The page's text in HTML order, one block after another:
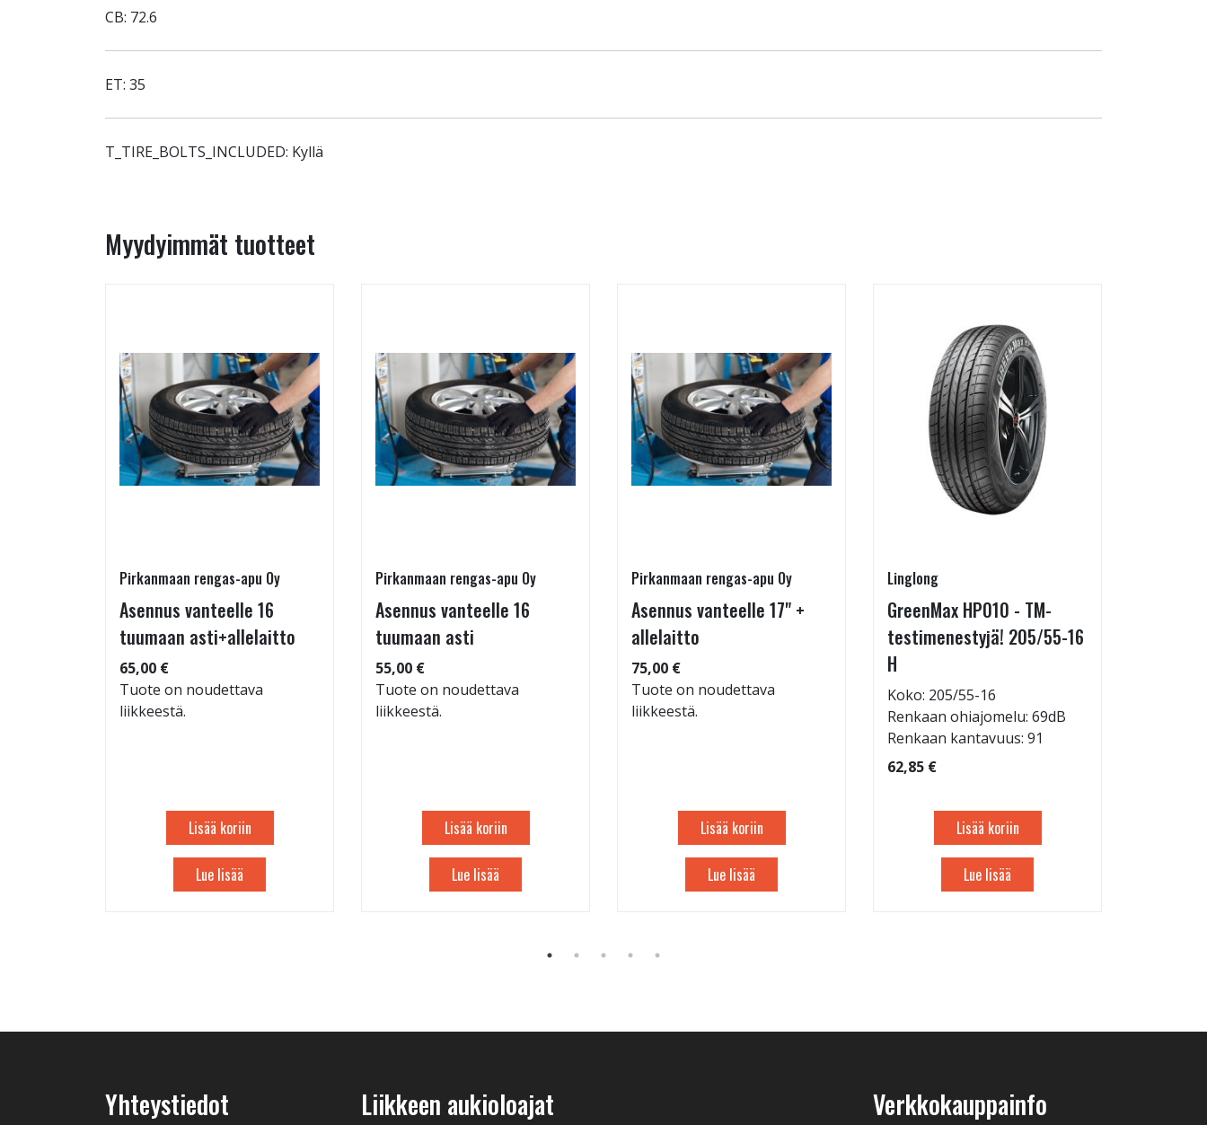
CB: 72.6
ET: 35
T_TIRE_BOLTS_INCLUDED: Kyllä
Myydyimmät tuotteet
Pirkanmaan rengas-apu Oy
Asennus vanteelle 16
tuumaan asti+allelaitto
65,00 €
Tuote on noudettava
liikkeestä.
Lisää koriin
Lue lisää
Pirkanmaan rengas-apu Oy
Asennus vanteelle 16
tuumaan asti
55,00 €
Tuote on noudettava
liikkeestä.
Lisää koriin
Lue lisää
Pirkanmaan rengas-apu Oy
Asennus vanteelle 17" +
allelaitto
75,00 €
Tuote on noudettava
liikkeestä.
Lisää koriin
Lue lisää
Linglong
GreenMax HP010 - TM-
testimenestyjä! 205/55-16
H
Koko: 205/55-16
Renkaan ohiajomelu: 69dB
Renkaan kantavuus: 91
62,85 €
Lisää koriin
Lue lisää
Yhteystiedot Liikkeen aukioloajat Verkkokauppainfo